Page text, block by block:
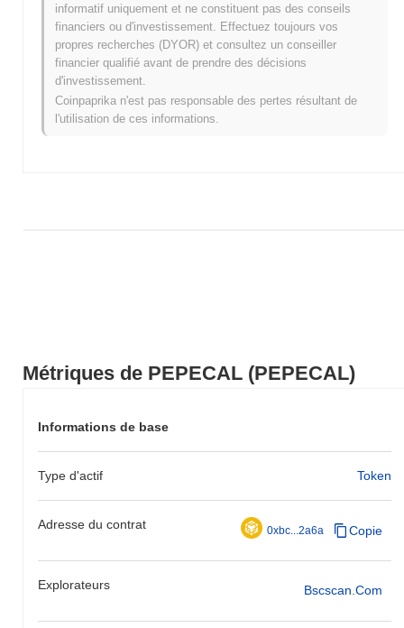
Métriques de PEPECAL (PEPECAL)
Informations de base
Type d'actif Token
Adresse du contrat 0xbc...2a6a Copie
Explorateurs Bscscan.com
PEPECAL se négocie actuellement~100.00% en dessous de son
ATH .
Comment PEPECAL performe-t-il par rapport au
marché crypto plus large ?
Au cours des 7 derniers jours, PEPECAL a a gagné
performant le marché crypto global qui a affiché un gain de
informatif uniquement et ne constituent pas des conseils
financiers ou d'investissement. Effectuez toujours vos
propres recherches (DYOR) et consultez un conseiller
financier qualifié avant de prendre des décisions
d'investissement.
Coinpaprika n'est pas responsable des pertes résultant de
l'utilisation de ces informations.